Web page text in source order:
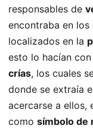
responsables de
encontraba en los
localizados en la
esto lo hacían
crías, los cuales
donde se extraía
acercarse a ellos,
como símbolo de